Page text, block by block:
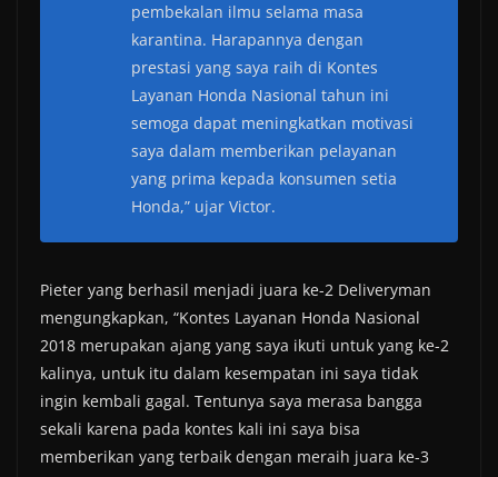
pembekalan ilmu selama masa
karantina. Harapannya dengan
prestasi yang saya raih di Kontes
Layanan Honda Nasional tahun ini
semoga dapat meningkatkan motivasi
saya dalam memberikan pelayanan
yang prima kepada konsumen setia
Honda,” ujar Victor.
Pieter yang berhasil menjadi juara ke-2 Deliveryman
mengungkapkan, “Kontes Layanan Honda Nasional
2018 merupakan ajang yang saya ikuti untuk yang ke-2
kalinya, untuk itu dalam kesempatan ini saya tidak
ingin kembali gagal. Tentunya saya merasa bangga
sekali karena pada kontes kali ini saya bisa
memberikan yang terbaik dengan meraih juara ke-3